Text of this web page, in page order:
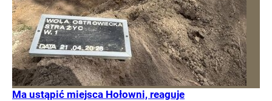
Ma ustąpić miejsca Hołowni, reaguje